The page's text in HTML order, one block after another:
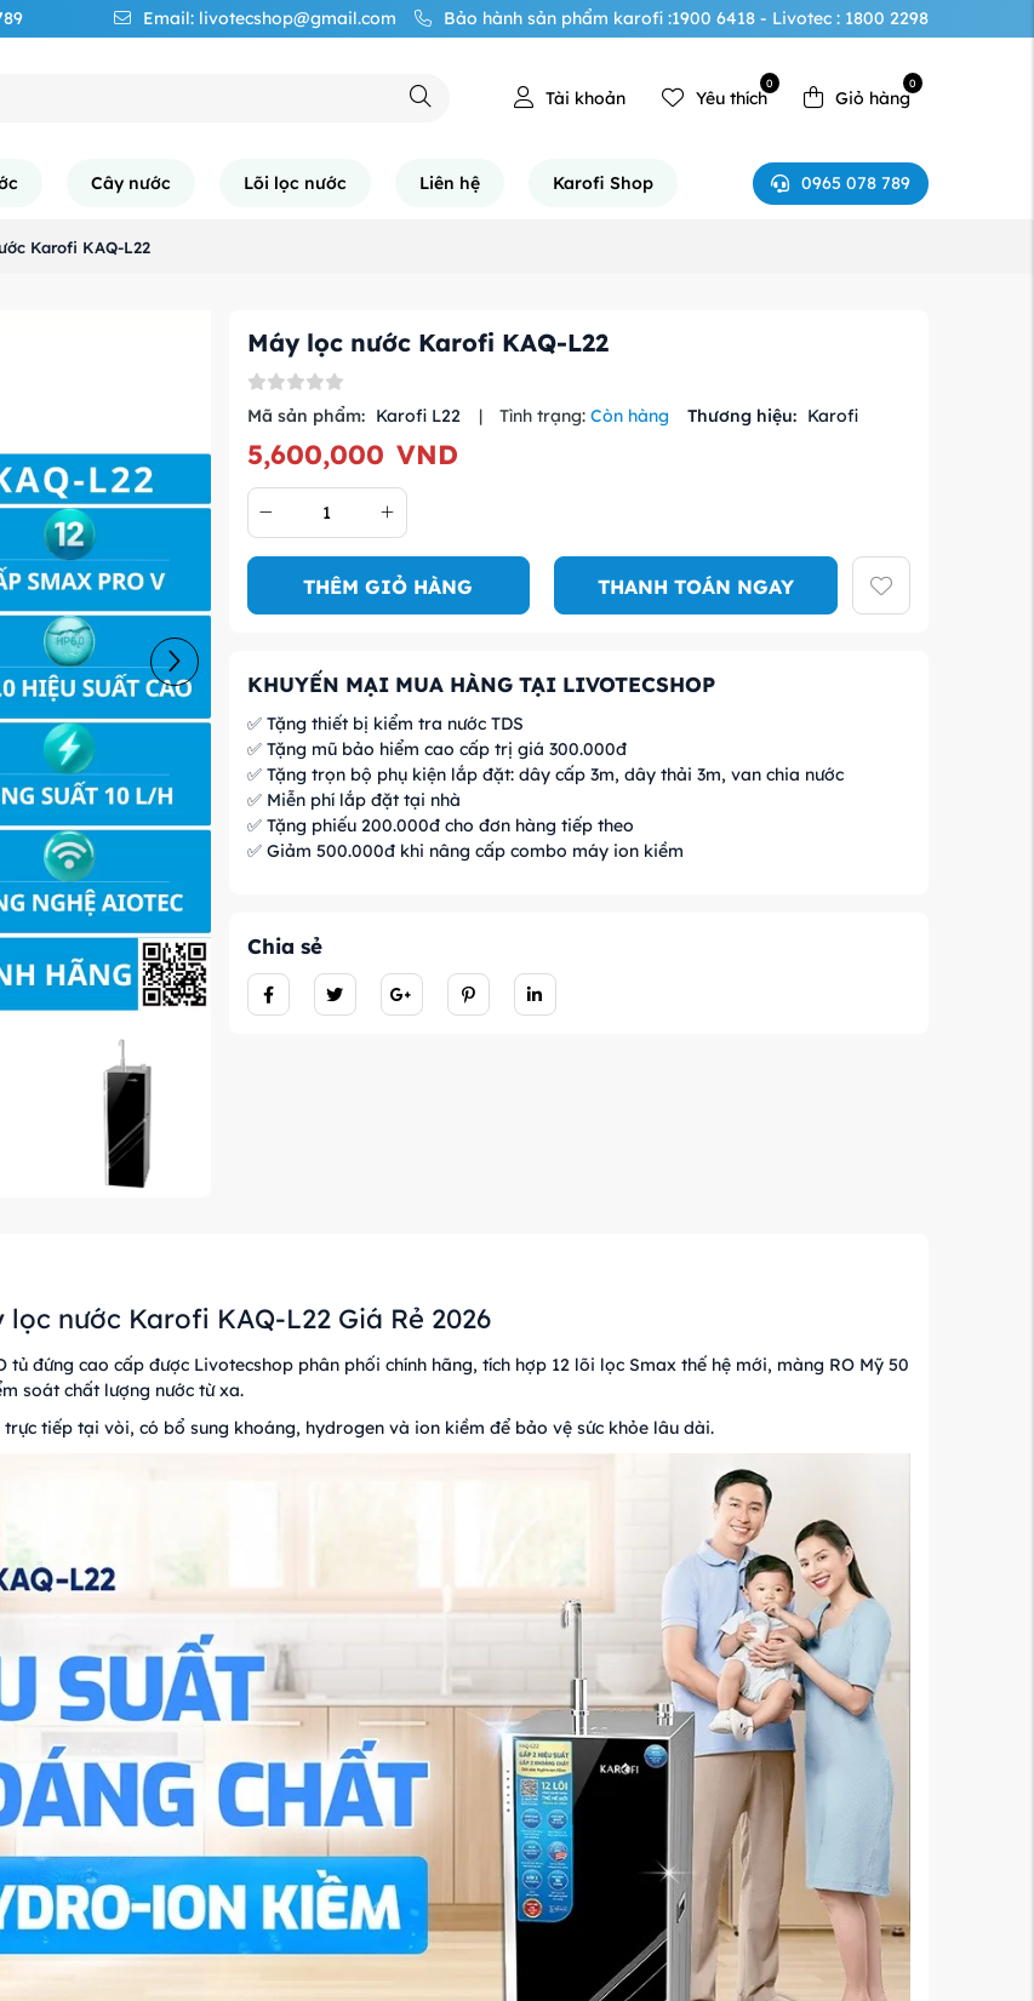
Email: livotecshop@gmail.com Bảo hành sản phẩm karofi :1900 6418 - Livotec : 1800 2298
Tài khoản Yêu thích
0
Giỏ hàng
0
Cây nước Lõi lọc nước Liên hệ Karofi Shop 0965 078 789
Karofi KAQ-L22
Máy lọc nước Karofi KAQ-L22
Mã sản phẩm: Karofi L22 | Tình trạng: Còn hàng Thương hiệu: Karofi
5,600,000 VND
THÊM GIỎ HÀNG THANH TOÁN NGAY
KHUYẾN MẠI MUA HÀNG TẠI LIVOTECSHOP
✅ Tặng thiết bị kiểm tra nước TDS
✅ Tặng mũ bảo hiểm cao cấp trị giá 300.000đ
✅ Tặng trọn bộ phụ kiện lắp đặt: dây cấp 3m, dây thải 3m, van chia nước
✅ Miễn phí lắp đặt tại nhà
✅ Tặng phiếu 200.000đ cho đơn hàng tiếp theo
✅ Giảm 500.000đ khi nâng cấp combo máy ion kiềm
Chia sẻ
lọc nước Karofi KAQ-L22 Giá Rẻ 2026
đứng cao cấp được Livotecshop phân phối chính hãng, tích hợp 12 lõi lọc Smax thế hệ mới, màng RO Mỹ 50
soát chất lượng nước từ xa.
tiếp tại vòi, có bổ sung khoáng, hydrogen và ion kiềm để bảo vệ sức khỏe lâu dài.